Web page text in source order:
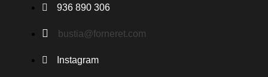
936 890 306
bustia@forneret.com
Instagram